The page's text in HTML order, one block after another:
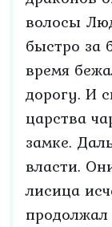
волосы
быстро за
время
дорогу. И
царства
замке.
власти.
лисица
продолжал